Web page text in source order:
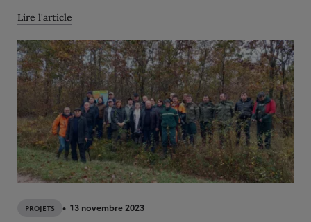
Lire l'article
PROJETS 13 novembre 2023